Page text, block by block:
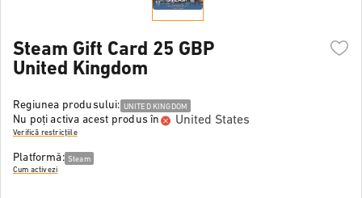
Steam Gift Card 25 GBP
United Kingdom
Regiunea produsului: UNITED KINGDOM
Nu poți activa acest produs în United States
Verifică restricțiile
Platformă: Steam
Cum activezi